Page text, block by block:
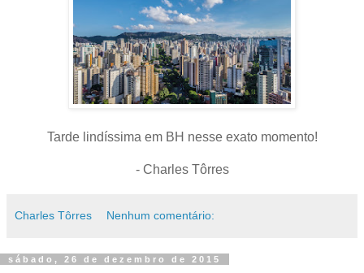
Tarde lindíssima em BH nesse exato momento!
- Charles Tôrres
Charles Tôrres Nenhum comentário:
sábado, 26 de dezembro de 2015